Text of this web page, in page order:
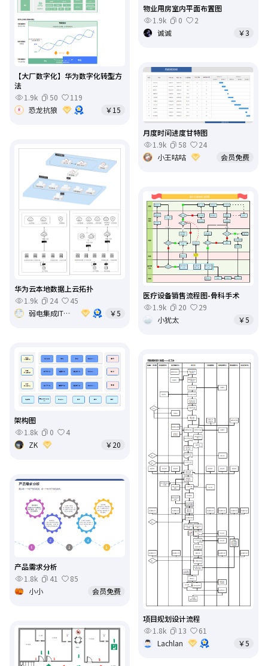
【大厂数字化】华为数字化转型方
法
1.9k
50
119
恐龙抗狼
￥15
物业用房室内平面布置图
1.9k
0
2
诚诚
￥3
月度时间进度甘特图
1.9k
58
24
小王咕咕
会员免费
华为云本地数据上云拓扑
1.9k
24
45
弱电集成IT基础架构运维
￥5
医疗设备销售流程图-骨科手术
1.9k
20
29
小犹太
￥5
架构图
1.8k
0
4
ZK
￥20
项目规划设计流程
1.8k
13
61
Lachlan
￥5
产品需求分析
1.8k
41
85
小小
会员免费